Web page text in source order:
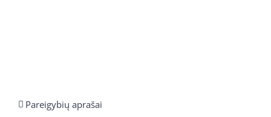
Pareigybių aprašai